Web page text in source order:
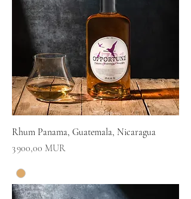
Rhum Panama, Guatemala, Nicaragua
Prix
3 900,00 MUR